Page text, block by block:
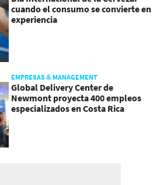
cuando el consumo se convierte en
experiencia
EMPRESAS & MANAGEMENT
Global Delivery Center de
Newmont proyecta 400 empleos
especializados en Costa Rica